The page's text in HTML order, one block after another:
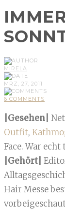
MIRELA
MRZ, 27, 2011
6 COMMENTS
|Gesehen|
Outfit,
Face. War
|Gehört|
Hair Messe